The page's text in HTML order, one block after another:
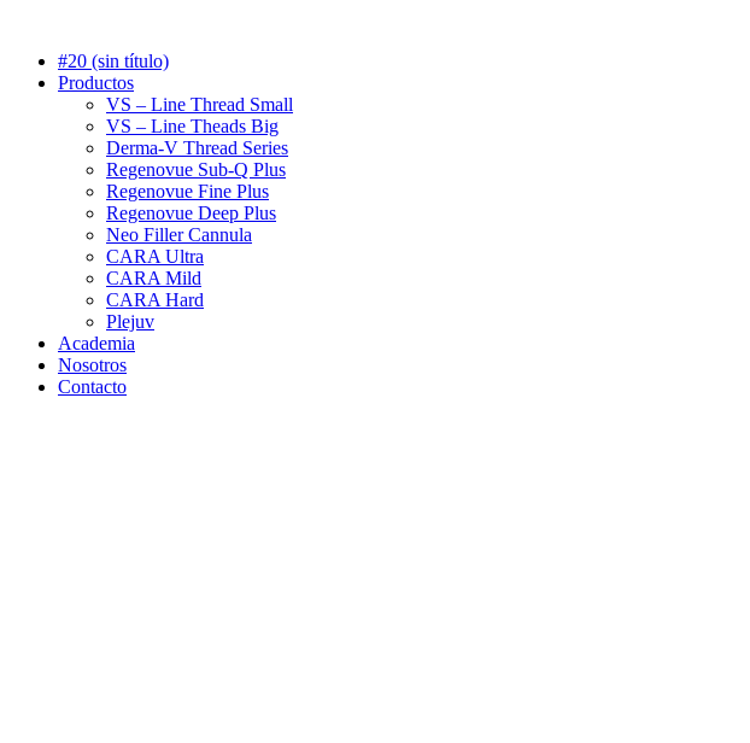
#20 (sin título)
Productos
VS – Line Thread Small
VS – Line Theads Big
Derma-V Thread Series
Regenovue Sub-Q Plus
Regenovue Fine Plus
Regenovue Deep Plus
Neo Filler Cannula
CARA Ultra
CARA Mild
CARA Hard
Plejuv
Academia
Nosotros
Contacto